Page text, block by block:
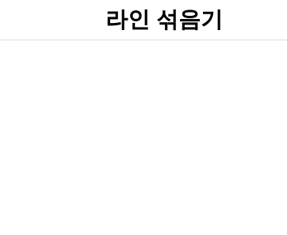
라인 섞음기